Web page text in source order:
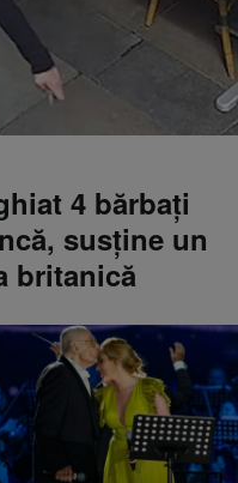
4 bărbați
susţine un
britanică